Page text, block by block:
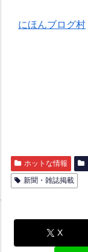
にほんブログ村
ホットな情報
新聞・雑誌掲載
X